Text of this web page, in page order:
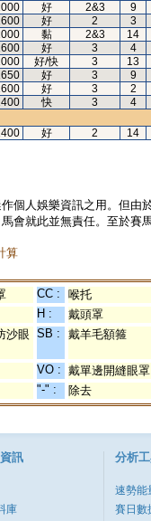
好 2&3
9
好 2
3
黏 2&3
14
好 3
4
好/快 3
13
好 3
9
好 3
2
快 3
4
好 2 14
個人娛樂資訊之用。但
會就此並無責任。至於賽
算
CC :
喉托
H :
戴頭罩
沙眼 SB : 戴羊毛額箍
VO : 戴單邊開縫眼罩
"-" : 除去
訊
庫
分析
速勢能
賽日數